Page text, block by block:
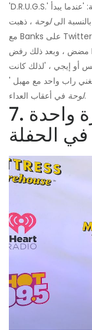
'D.R.U.G.S.' شعرت بانكس أن لها إيحاءات عنصرية غير مناسبة: 'عندما يبدأ
الىلوحة ، ذهبت Azalea ذهابًا وإيابًا
مع Banks على Twitter وفي الصحافة على الأغنية قبل أن تعتذر على
مضض ، وبعد ذلك رفض Interscope المضي قدمًا في توقيعها. قالت
أو إيجي ، 'لذلك كانت
راب واحد مع مهبل '
لوحةفي أعقاب العداء.
7. تعرضت للانتهاك مرة واحدة
في الحفلة